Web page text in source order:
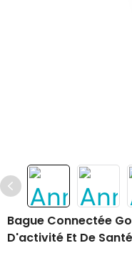
Bague Connectée
D'activité Et De Santé